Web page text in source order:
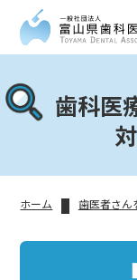
歯科医
ホーム 歯医者さん